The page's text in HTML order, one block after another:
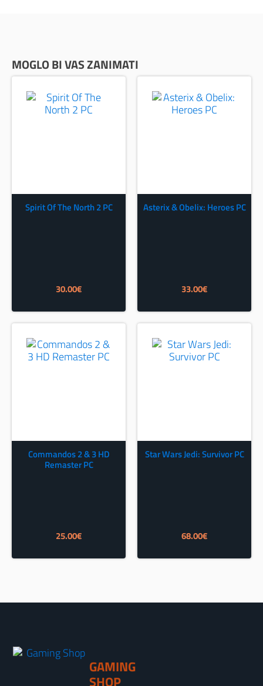
MOGLO BI VAS ZANIMATI
Spirit Of The North 2 PC
30.00€
Asterix & Obelix: Heroes PC
33.00€
Commandos 2 & 3 HD
Remaster PC
25.00€
Star Wars Jedi: Survivor PC
68.00€
GAMING
SHOP